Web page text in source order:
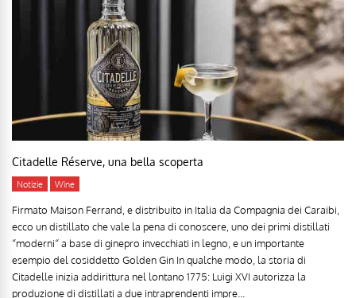
Citadelle Réserve, una bella scoperta
Notizie Wine
Firmato Maison Ferrand, e distribuito in Italia da Compagnia dei Caraibi,
ecco un distillato che vale la pena di conoscere, uno dei primi distillati
“moderni“ a base di ginepro invecchiati in legno, e un importante
esempio del cosiddetto Golden Gin In qualche modo, la storia di
Citadelle inizia addirittura nel lontano 1775: Luigi XVI autorizza la
produzione di distillati a due intraprendenti impre...